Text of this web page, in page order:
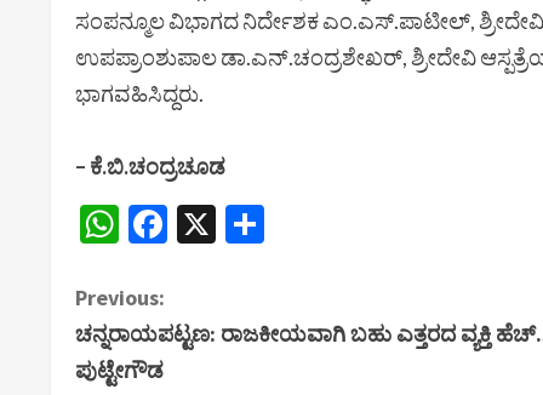
ಸಂಪನ್ಮೂಲ ವಿಭಾಗದ ನಿರ್ದೇಶಕ ಎಂ.ಎಸ್.ಪಾಟೀಲ್,
ಉಪಪ್ರಾಂಶುಪಾಲ ಡಾ.ಎನ್.ಚಂದ್ರಶೇಖರ್, ಶ್ರೀದೇವಿ
ಭಾಗವಹಿಸಿದ್ದರು.
– ಕೆ.ಬಿ.ಚಂದ್ರಚೂಡ
WhatsApp
Facebook
X
C
o
Previous:
ಚನ್ನರಾಯಪಟ್ಟಣ: ರಾಜಕೀಯವಾಗಿ ಬಹು ಎತ್ತರದ ವ್ಯಕ್ತಿ
ಪುಟ್ಟೇಗೌಡ